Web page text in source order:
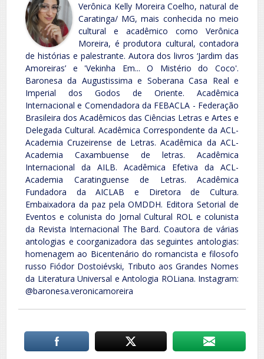
Verônica Kelly Moreira Coelho, natural de
Caratinga/ MG, mais conhecida no meio
cultural e acadêmico como Verônica
Moreira, é produtora cultural, contadora
de histórias e palestrante. Autora dos livros ‘Jardim das
Amoreiras’ e 'Vekinha Em... O Mistério do Coco'.
Baronesa da Augustissima e Soberana Casa Real e
Imperial dos Godos de Oriente. Acadêmica
Internacional e Comendadora da FEBACLA - Federação
Brasileira dos Acadêmicos das Ciências Letras e Artes e
Delegada Cultural. Acadêmica Correspondente da ACL-
Academia Cruzeirense de Letras. Acadêmica da ACL-
Academia Caxambuense de letras. Acadêmica
Internacional da AILB. Acadêmica Efetiva da ACL-
Academia Caratinguense de Letras. Acadêmica
Fundadora da AICLAB e Diretora de Cultura.
Embaixadora da paz pela OMDDH. Editora Setorial de
Eventos e colunista do Jornal Cultural ROL e colunista
da Revista Internacional The Bard. Coautora de várias
antologias e coorganizadora das seguintes antologias:
homenagem ao Bicentenário do romancista e filosofo
russo Fiódor Dostoiévski, Tributo aos Grandes Nomes
da Literatura Universal e Antologia ROLiana. Instagram:
@baronesa.veronicamoreira